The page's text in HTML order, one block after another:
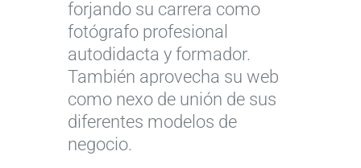
forjando su carrera como
fotógrafo profesional
autodidacta y formador.
También aprovecha su web
como nexo de unión de sus
diferentes modelos de
negocio.